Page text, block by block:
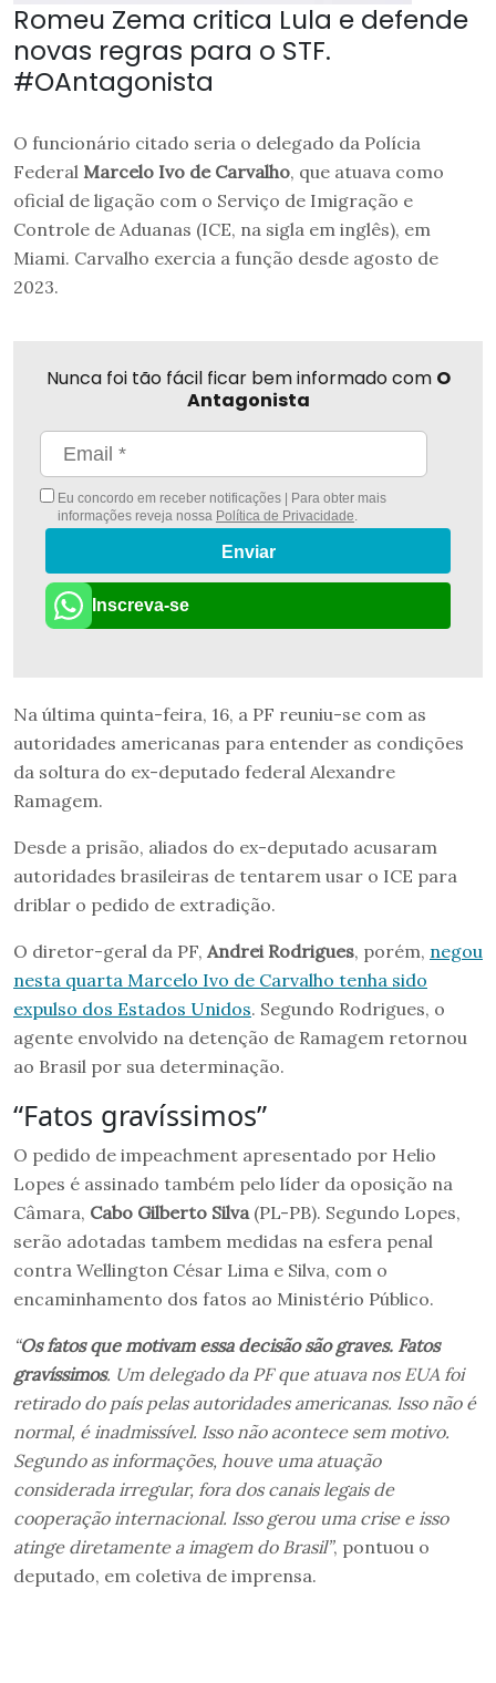
Romeu Zema critica Lula e defende
novas regras para o STF.
#OAntagonista
O funcionário citado seria o delegado da Polícia
Federal Marcelo Ivo de Carvalho, que atuava como
oficial de ligação com o Serviço de Imigração e
Controle de Aduanas (ICE, na sigla em inglês), em
Miami. Carvalho exercia a função desde agosto de
2023.
Nunca foi tão fácil ficar bem informado com O
Antagonista
Eu concordo em receber notificações | Para obter mais
informações reveja nossa Política de Privacidade.
Enviar
Inscreva-se
Na última quinta-feira, 16, a PF reuniu-se com as
autoridades americanas para entender as condições
da soltura do ex-deputado federal Alexandre
Ramagem.
Desde a prisão, aliados do ex-deputado acusaram
autoridades brasileiras de tentarem usar o ICE para
driblar o pedido de extradição.
O diretor-geral da PF, Andrei Rodrigues, porém, negou
nesta quarta Marcelo Ivo de Carvalho tenha sido
expulso dos Estados Unidos. Segundo Rodrigues, o
agente envolvido na detenção de Ramagem retornou
ao Brasil por sua determinação.
“Fatos gravíssimos”
O pedido de impeachment apresentado por Helio
Lopes é assinado também pelo líder da oposição na
Câmara, Cabo Gilberto Silva(PL-PB). Segundo Lopes,
serão adotadas tambem medidas na esfera penal
contra Wellington César Lima e Silva, com o
encaminhamento dos fatos ao Ministério Público.
“Os fatos que motivam essa decisão são graves. Fatos
gravíssimos. Um delegado da PF que atuava nos EUA foi
retirado do país pelas autoridades americanas. Isso não é
normal, é inadmissível. Isso não acontece sem motivo.
Segundo as informações, houve uma atuação
considerada irregular, fora dos canais legais de
cooperação internacional. Isso gerou uma crise e isso
atinge diretamente a imagem do Brasil”, pontuou o
deputado, em coletiva de imprensa.